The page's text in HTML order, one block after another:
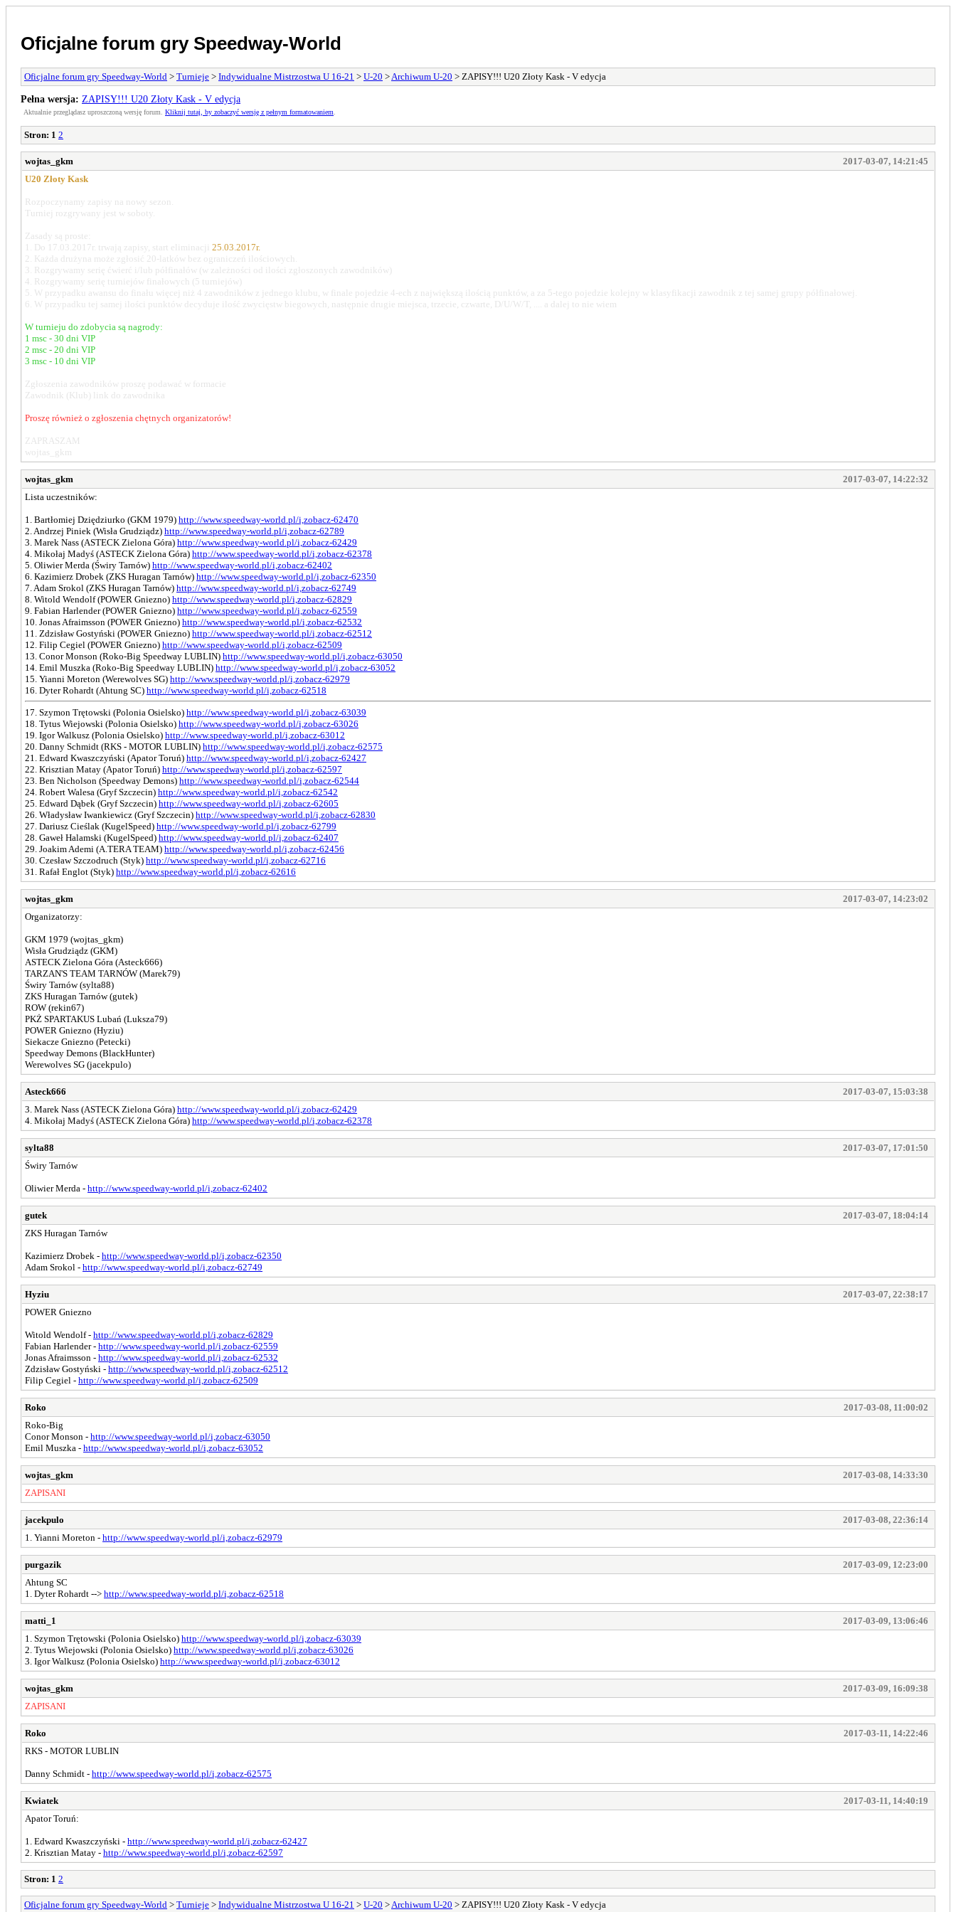
Oficjalne forum gry Speedway-World
Oficjalne forum gry Speedway-World > Turnieje > Indywidualne Mistrzostwa U 16-21 > U-20 > Archiwum U-20 > ZAPISY!!! U20 Złoty Kask - V edycja
Pełna wersja: ZAPISY!!! U20 Złoty Kask - V edycja
Aktualnie przeglądasz uproszczoną wersję forum. Kliknij tutaj, by zobaczyć wersję z pełnym formatowaniem
Stron: 1 2
wojtas_gkm
2017-03-07, 14:21:45
U20 Złoty Kask
Rozpoczynamy zapisy na nowy sezon.
Turniej rozgrywany jest w soboty.
Zasady są proste:
1. Do 17.03.2017r. trwają zapisy, start eliminacji
25.03.2017r.
2. Każda drużyna może zgłosić 20-latków bez ograniczeń ilościowych.
3. Rozgrywamy serię ćwierć i/lub półfinałów (w zależności od ilości zgłoszonych zawodników)
4. Rozgrywamy serię turniejów finałowych (5 turniejów)
5. W przypadku awansu do finału więcej niż 4 zawodników z jednego klubu, w finale pojedzie 4-ech z największą ilością punktów, a za 5-tego pojedzie kolejny w klasyfikacji zawodnik z tej samej grupy półfinałowej.
6. W przypadku tej samej ilości punktów decyduje ilość zwycięstw biegowych, następnie drugie miejsca, trzecie, czwarte, D/U/W/T, .... a dalej to nie wiem
W turnieju do zdobycia są nagrody:
1 msc - 30 dni VIP
2 msc - 20 dni VIP
3 msc - 10 dni VIP
Zgłoszenia zawodników proszę podawać w formacie
Zawodnik (Klub) link do zawodnika
Proszę również o zgłoszenia chętnych organizatorów!
ZAPRASZAM
wojtas_gkm
wojtas_gkm
2017-03-07, 14:22:32
Lista uczestników:
1. Bartłomiej Dziędziurko (GKM 1979) http://www.speedway-world.pl/i,zobacz-62470
2. Andrzej Piniek (Wisła Grudziądz) http://www.speedway-world.pl/i,zobacz-62789
3. Marek Nass (ASTECK Zielona Góra) http://www.speedway-world.pl/i,zobacz-62429
4. Mikołaj Madyś (ASTECK Zielona Góra) http://www.speedway-world.pl/i,zobacz-62378
5. Oliwier Merda (Świry Tarnów) http://www.speedway-world.pl/i,zobacz-62402
6. Kazimierz Drobek (ZKS Huragan Tarnów) http://www.speedway-world.pl/i,zobacz-62350
7. Adam Srokol (ZKS Huragan Tarnów) http://www.speedway-world.pl/i,zobacz-62749
8. Witold Wendolf (POWER Gniezno) http://www.speedway-world.pl/i,zobacz-62829
9. Fabian Harlender (POWER Gniezno) http://www.speedway-world.pl/i,zobacz-62559
10. Jonas Afraimsson (POWER Gniezno) http://www.speedway-world.pl/i,zobacz-62532
11. Zdzisław Gostyński (POWER Gniezno) http://www.speedway-world.pl/i,zobacz-62512
12. Filip Cegiel (POWER Gniezno) http://www.speedway-world.pl/i,zobacz-62509
13. Conor Monson (Roko-Big Speedway LUBLIN) http://www.speedway-world.pl/i,zobacz-63050
14. Emil Muszka (Roko-Big Speedway LUBLIN) http://www.speedway-world.pl/i,zobacz-63052
15. Yianni Moreton (Werewolves SG) http://www.speedway-world.pl/i,zobacz-62979
16. Dyter Rohardt (Ahtung SC) http://www.speedway-world.pl/i,zobacz-62518
17. Szymon Trętowski (Polonia Osielsko) http://www.speedway-world.pl/i,zobacz-63039
18. Tytus Wiejowski (Polonia Osielsko) http://www.speedway-world.pl/i,zobacz-63026
19. Igor Walkusz (Polonia Osielsko) http://www.speedway-world.pl/i,zobacz-63012
20. Danny Schmidt (RKS - MOTOR LUBLIN) http://www.speedway-world.pl/i,zobacz-62575
21. Edward Kwaszczyński (Apator Toruń) http://www.speedway-world.pl/i,zobacz-62427
22. Krisztian Matay (Apator Toruń) http://www.speedway-world.pl/i,zobacz-62597
23. Ben Nicholson (Speedway Demons) http://www.speedway-world.pl/i,zobacz-62544
24. Robert Walesa (Gryf Szczecin) http://www.speedway-world.pl/i,zobacz-62542
25. Edward Dąbek (Gryf Szczecin) http://www.speedway-world.pl/i,zobacz-62605
26. Władysław Iwankiewicz (Gryf Szczecin) http://www.speedway-world.pl/i,zobacz-62830
27. Dariusz Cieślak (KugelSpeed) http://www.speedway-world.pl/i,zobacz-62799
28. Gaweł Halamski (KugelSpeed) http://www.speedway-world.pl/i,zobacz-62407
29. Joakim Ademi (A.TERA TEAM) http://www.speedway-world.pl/i,zobacz-62456
30. Czesław Szczodruch (Styk) http://www.speedway-world.pl/i,zobacz-62716
31. Rafał Englot (Styk) http://www.speedway-world.pl/i,zobacz-62616
wojtas_gkm
2017-03-07, 14:23:02
Organizatorzy:
GKM 1979 (wojtas_gkm)
Wisła Grudziądz (GKM)
ASTECK Zielona Góra (Asteck666)
TARZAN'S TEAM TARNÓW (Marek79)
Świry Tarnów (sylta88)
ZKS Huragan Tarnów (gutek)
ROW (rekin67)
PKŻ SPARTAKUS Lubań (Luksza79)
POWER Gniezno (Hyziu)
Siekacze Gniezno (Petecki)
Speedway Demons (BlackHunter)
Werewolves SG (jacekpulo)
Asteck666
2017-03-07, 15:03:38
3. Marek Nass (ASTECK Zielona Góra) http://www.speedway-world.pl/i,zobacz-62429
4. Mikołaj Madyś (ASTECK Zielona Góra) http://www.speedway-world.pl/i,zobacz-62378
sylta88
2017-03-07, 17:01:50
Świry Tarnów
Oliwier Merda - http://www.speedway-world.pl/i,zobacz-62402
gutek
2017-03-07, 18:04:14
ZKS Huragan Tarnów
Kazimierz Drobek - http://www.speedway-world.pl/i,zobacz-62350
Adam Srokol - http://www.speedway-world.pl/i,zobacz-62749
Hyziu
2017-03-07, 22:38:17
POWER Gniezno
Witold Wendolf - http://www.speedway-world.pl/i,zobacz-62829
Fabian Harlender - http://www.speedway-world.pl/i,zobacz-62559
Jonas Afraimsson - http://www.speedway-world.pl/i,zobacz-62532
Zdzisław Gostyński - http://www.speedway-world.pl/i,zobacz-62512
Filip Cegiel - http://www.speedway-world.pl/i,zobacz-62509
Roko
2017-03-08, 11:00:02
Roko-Big
Conor Monson - http://www.speedway-world.pl/i,zobacz-63050
Emil Muszka - http://www.speedway-world.pl/i,zobacz-63052
wojtas_gkm
2017-03-08, 14:33:30
ZAPISANI
jacekpulo
2017-03-08, 22:36:14
1. Yianni Moreton - http://www.speedway-world.pl/i,zobacz-62979
purgazik
2017-03-09, 12:23:00
Ahtung SC
1. Dyter Rohardt --> http://www.speedway-world.pl/i,zobacz-62518
matti_1
2017-03-09, 13:06:46
1. Szymon Trętowski (Polonia Osielsko) http://www.speedway-world.pl/i,zobacz-63039
2. Tytus Wiejowski (Polonia Osielsko) http://www.speedway-world.pl/i,zobacz-63026
3. Igor Walkusz (Polonia Osielsko) http://www.speedway-world.pl/i,zobacz-63012
wojtas_gkm
2017-03-09, 16:09:38
ZAPISANI
Roko
2017-03-11, 14:22:46
RKS - MOTOR LUBLIN
Danny Schmidt - http://www.speedway-world.pl/i,zobacz-62575
Kwiatek
2017-03-11, 14:40:19
Apator Toruń:
1. Edward Kwaszczyński - http://www.speedway-world.pl/i,zobacz-62427
2. Krisztian Matay - http://www.speedway-world.pl/i,zobacz-62597
Stron: 1 2
Oficjalne forum gry Speedway-World > Turnieje > Indywidualne Mistrzostwa U 16-21 > U-20 > Archiwum U-20 > ZAPISY!!! U20 Złoty Kask - V edycja